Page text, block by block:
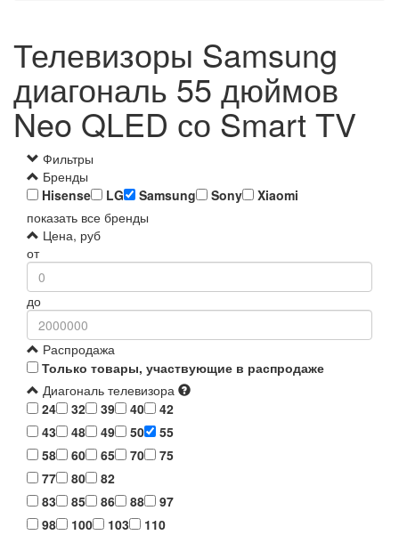
Телевизоры Samsung
диагональ 55 дюймов
Neo QLED со Smart TV
Фильтры
Бренды
Hisense
LG Samsung Sony
Xiaomi
показать все бренды
Цена, руб
от
до
Распродажа
Только товары, участвующие в распродаже
Диагональ телевизора
24
32 39 40
42
43
48 49 50
55
58
60 65 70
75
77
80
82
83
85 86 88
97
98
100 103
110